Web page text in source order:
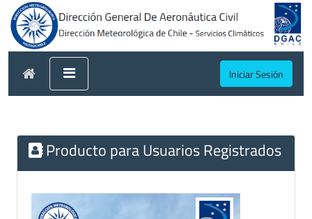
Iniciar Sesión
Producto para Usuarios Registrados